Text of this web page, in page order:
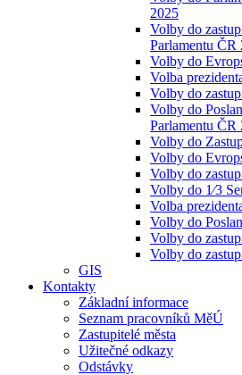
2025
Volby do
Parlamentu ČR
Volby do
Volba
Volby do
Volby do
Parlamentu ČR
Volby do
Volby do
Volby do
Volby do 1⁄3
Volba
Volby do
Volby do
Volby do
GIS
Kontakty
Základní informace
Seznam pracovníků MěÚ
Zastupitelé města
Užitečné odkazy
Odstávky